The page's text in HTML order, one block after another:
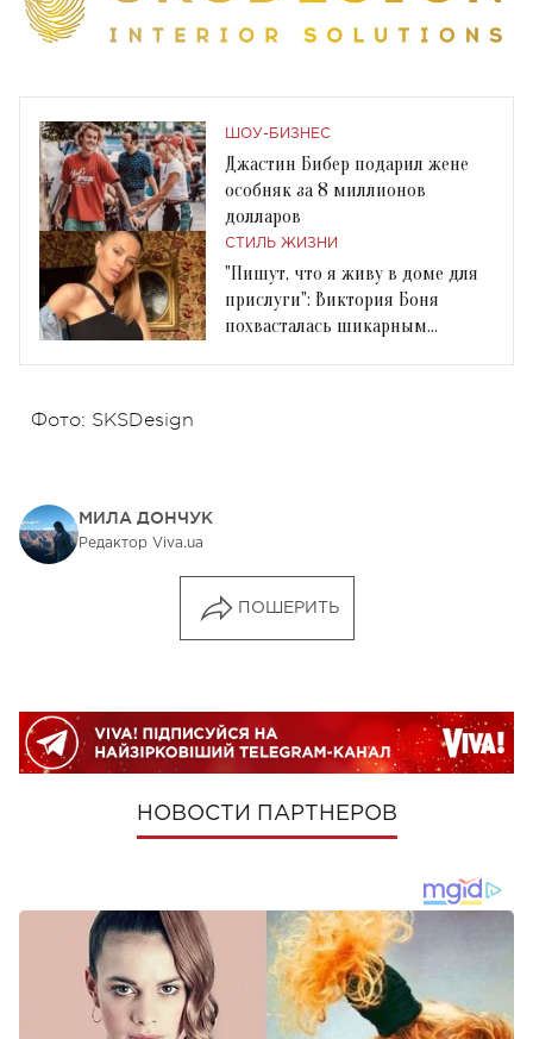
ШОУ-БИЗНЕС
Джастин Бибер подарил жене
особняк за 8 миллионов
долларов
СТИЛЬ ЖИЗНИ
"Пишут, что я живу в доме для
прислуги": Виктория Боня
похвасталась шикарным
Фото: SKSDesign
МИЛА ДОНЧУК
Редактор Viva.ua
ПОШЕРИТЬ
НОВОСТИ ПАРТНЕРОВ